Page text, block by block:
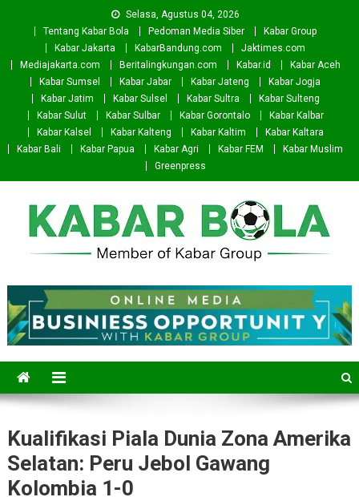
Selasa, Agustus 04, 2026
Tentang Kabar Bola
Pedoman Media Siber
Kabar Group
Kabar Jakarta
KabarBandung.com
Jaktimes.com
Mediajakarta.com
Beritalingkungan.com Kabar.id
Kabar Aceh
Kabar Sumsel
Kabar Jabar Kabar Jateng
Kabar Jogja
Kabar Jatim
Kabar Sulsel Kabar Sultra
Kabar Sulteng
Kabar Sulut
Kabar Sulbar Kabar Gorontalo
Kabar Kalbar
Kabar Kalsel
Kabar Kalteng Kabar Kaltim
Kabar Kaltara
Kabar Bali
Kabar Papua Kabar Agri Kabar FEM
Kabar Muslim
Greenpress
Kabar Bola
Kualifikasi Piala Dunia Zona Amerika
Selatan: Peru Jebol Gawang
Kolombia 1-0